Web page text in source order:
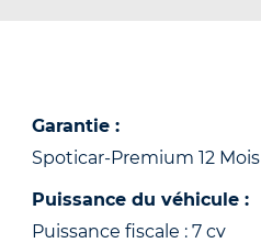
Garantie :
Spoticar-Premium 12 Mois
Puissance du véhicule :
Puissance fiscale : 7 cv